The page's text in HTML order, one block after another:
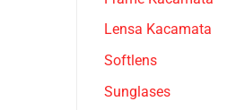
Lensa Kacamata
Softlens
Sunglases